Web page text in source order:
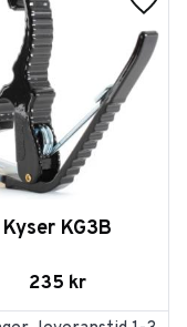
Kyser KG3B
235 kr